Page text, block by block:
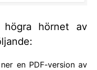
hörnet av
en PDF-version av